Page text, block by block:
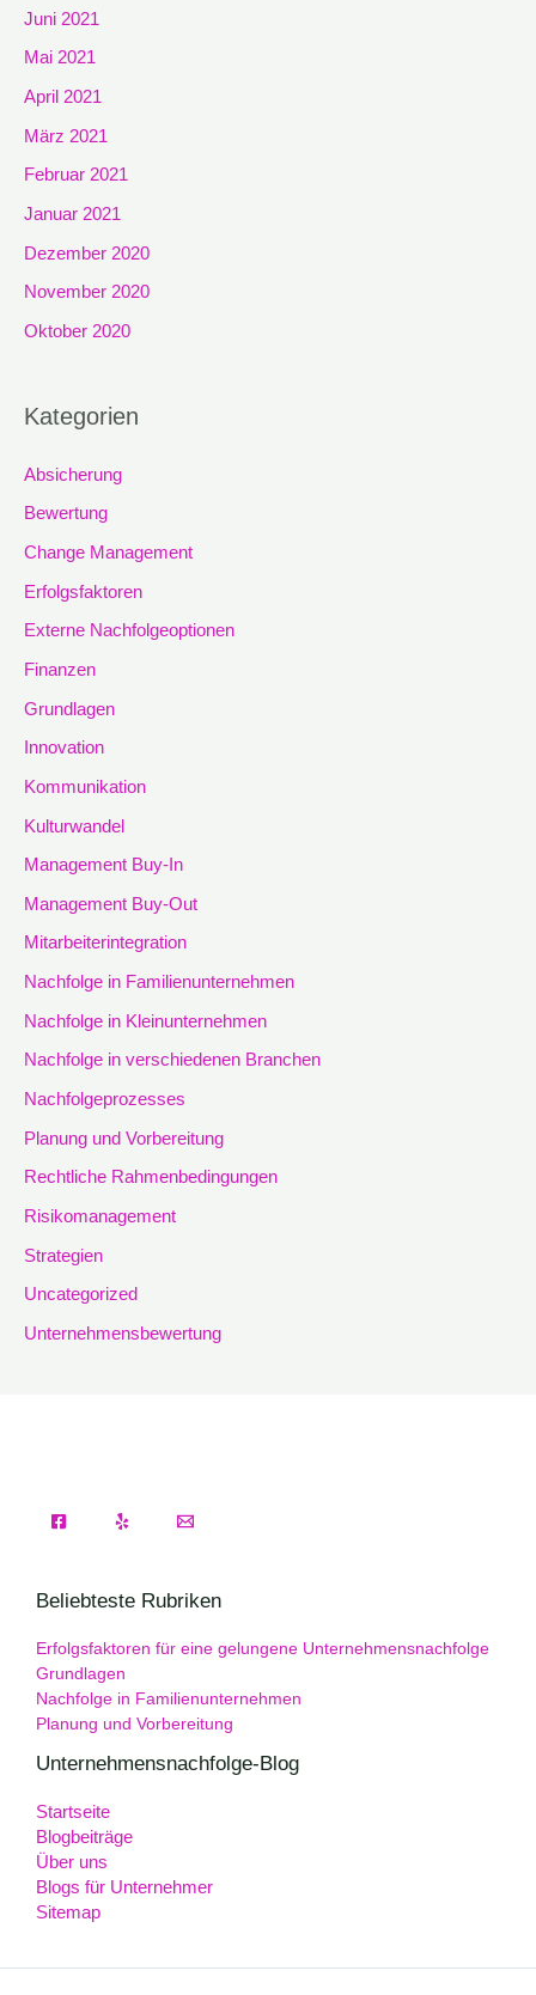
Juni 2021
Mai 2021
April 2021
März 2021
Februar 2021
Januar 2021
Dezember 2020
November 2020
Oktober 2020
Kategorien
Absicherung
Bewertung
Change Management
Erfolgsfaktoren
Externe Nachfolgeoptionen
Finanzen
Grundlagen
Innovation
Kommunikation
Kulturwandel
Management Buy-In
Management Buy-Out
Mitarbeiterintegration
Nachfolge in Familienunternehmen
Nachfolge in Kleinunternehmen
Nachfolge in verschiedenen Branchen
Nachfolgeprozesses
Planung und Vorbereitung
Rechtliche Rahmenbedingungen
Risikomanagement
Strategien
Uncategorized
Unternehmensbewertung
Beliebteste Rubriken
Erfolgsfaktoren für eine gelungene Unternehmensnachfolge
Grundlagen
Nachfolge in Familienunternehmen
Planung und Vorbereitung
Unternehmensnachfolge-Blog
Startseite
Blogbeiträge
Über uns
Blogs für Unternehmer
Sitemap